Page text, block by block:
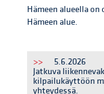
Hämeen alueella
Hämeen alue.
>>
5.6.2026
Jatkuva
kilpailukäyttöön
yhteydessä.